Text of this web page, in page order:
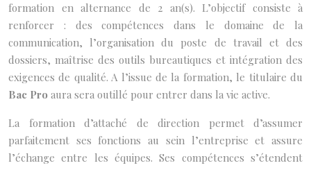
formation en alternance de 2 an(s). L’objectif consiste à
renforcer : des compétences dans le domaine de la
communication, l’organisation du poste de travail et des
dossiers, maîtrise des outils bureautiques et intégration des
exigences de qualité. A l’issue de la formation, le titulaire du
Bac Pro aura sera outillé pour entrer dans la vie active.
La formation d’attaché de direction permet d’assumer
parfaitement ses fonctions au sein l’entreprise et assure
l’échange entre les équipes. Ses compétences s’étendent